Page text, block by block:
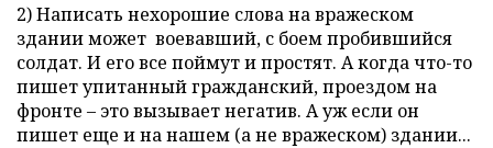
2) Написать нехорошие слова на вражеском
здании может воевавший, с боем пробившийся
солдат. И его все поймут и простят. А когда что-то
пишет упитанный гражданский, проездом на
фронте – это вызывает негатив. А уж если он
пишет еще и на нашем (а не вражеском) здании...